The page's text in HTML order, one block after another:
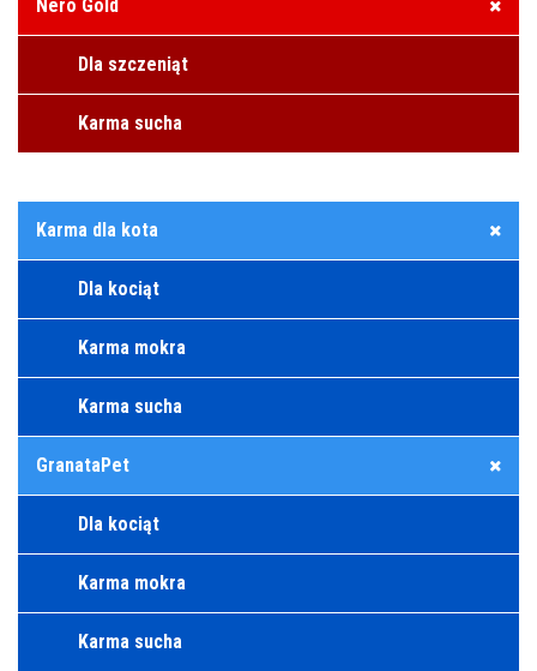
Nero Gold
Dla szczeniąt
Karma sucha
Karma dla kota
Dla kociąt
Karma mokra
Karma sucha
GranataPet
Dla kociąt
Karma mokra
Karma sucha